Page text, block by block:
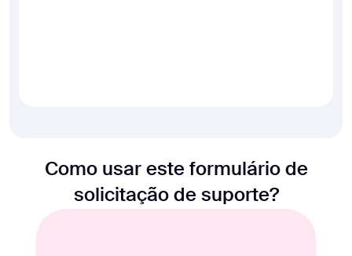
Como usar este formulário de
solicitação de suporte?